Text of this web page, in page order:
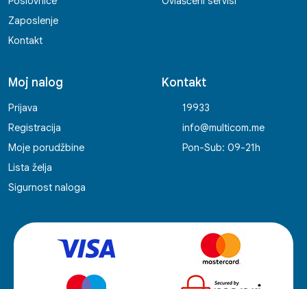
Zaposlenje
Kontakt
Moj nalog
Prijava
Registracija
Moje porudžbine
Lista želja
Sigurnost naloga
Kontakt
19933
info@multicom.me
Pon-Sub: 09-21h